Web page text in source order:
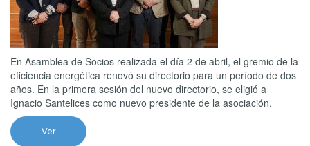
En Asamblea de Socios realizada el día 2 de abril, el gremio de la
eficiencia energética renovó su directorio para un período de dos
años. En la primera sesión del nuevo directorio, se eligió a
Ignacio Santelices como nuevo presidente de la asociación.
Ver